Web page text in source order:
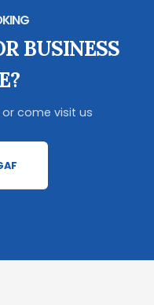
BUSINESS
come visit us